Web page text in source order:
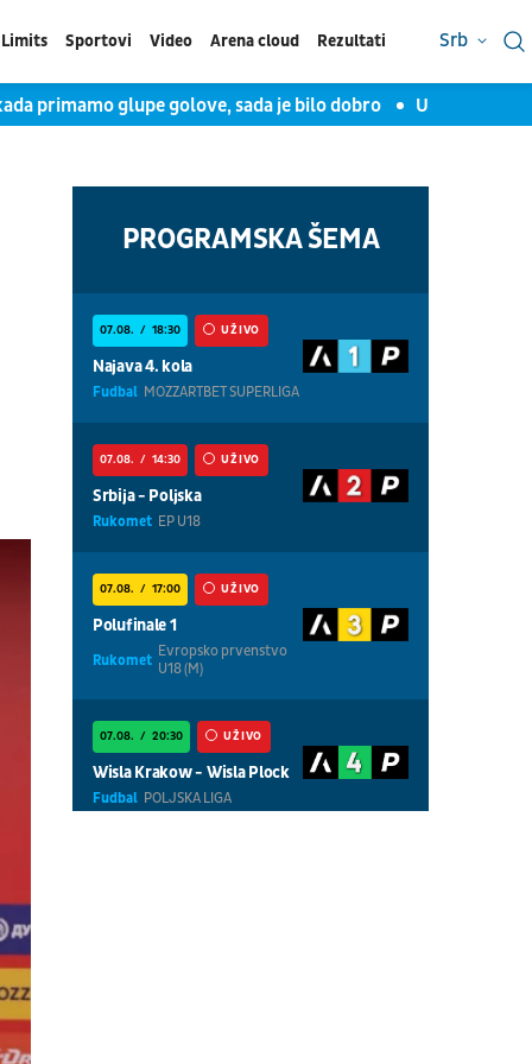
Limits Sportovi Video Arena cloud Rezultati Srb
primamo glupe golove, sada je bilo dobro Uroš
PROGRAMSKA ŠEMA
07.08. 18:30 UŽIVO
Najava 4. kola
Fudbal MOZZARTBET SUPERLIGA
07.08. 14:30 UŽIVO
Srbija - Poljska
Rukomet EP U18
07.08. 17:00 UŽIVO
Polufinale 1
Rukomet Evropsko prvenstvo
U18 (M)
07.08. 20:30 UŽIVO
Wisla Krakow - Wisla Plock
Fudbal POLJSKA LIGA